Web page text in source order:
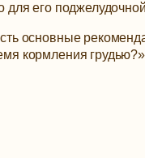
его
основные
кормления